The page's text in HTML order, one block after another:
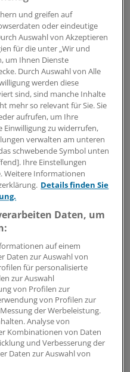
Version, die mit
analysiert. "Für 25
die länger und somit
in EKG-vergleichbare
der behandelnde Arzt
Hübner.
wie auch Ärzte
Teleservice
Ulmer
Ergebnisse und
spezialisiertem Personal
identifiziert.
Werte und kann
werden, wird eine
zurückgespielt",
für Medizintechnik
hat.
und die
und seinem Arzt
genutzt
könnten sie
und greifen auf
oder eindeutige
Auswahl von Akzeptieren
für die unter „Wir und
um Ihnen Dienste
Durch Auswahl von Alle
werden diese
sind, sind manche Inhalte
mehr so relevant für Sie. Sie
aufrufen, um Ihre
Einwilligung zu widerrufen,
verwalten am unteren
schwebende Symbol unten
Ihre Einstellungen
Weitere Informationen
Details finden Sie
Daten, um
auf einem
Daten zur Auswahl von
für personalisierte
zur Auswahl
von Profilen zur
von Profilen zur
der Werbeleistung.
Analyse von
Kombinationen von Daten
und Verbesserung der
Daten zur Auswahl von